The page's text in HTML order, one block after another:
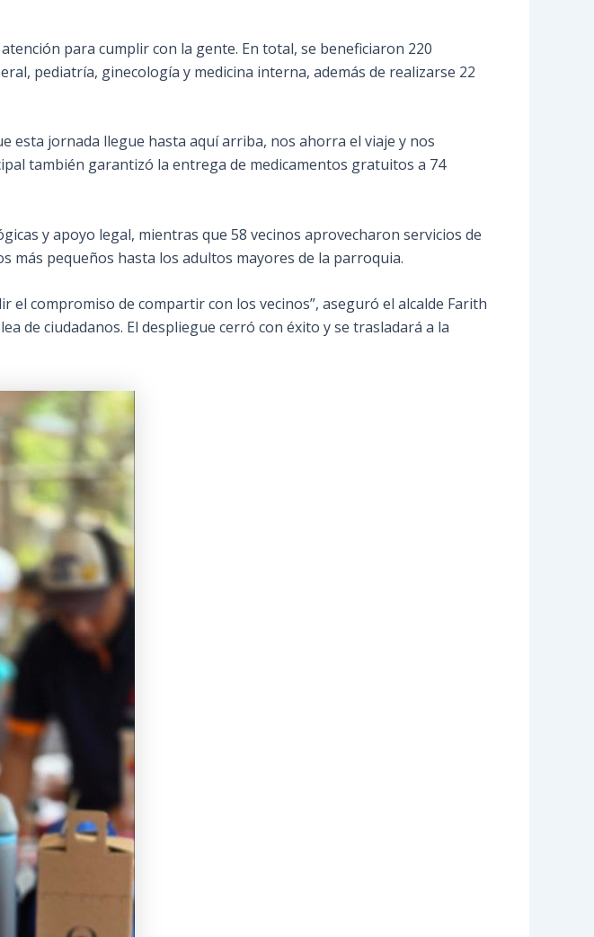
para cumplir con la gente. En total, se beneficiaron 220
pediatría, ginecología y medicina interna, además de realizarse 22
esta jornada llegue hasta aquí arriba, nos ahorra el viaje y nos
también garantizó la entrega de medicamentos gratuitos a 74
y apoyo legal, mientras que 58 vecinos aprovecharon servicios de
más pequeños hasta los adultos mayores de la parroquia.
compromiso de compartir con los vecinos”, aseguró el alcalde Farith
de ciudadanos. El despliegue cerró con éxito y se trasladará a la